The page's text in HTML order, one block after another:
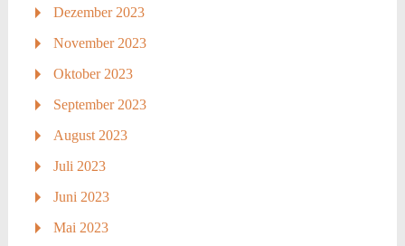
Dezember 2023
November 2023
Oktober 2023
September 2023
August 2023
Juli 2023
Juni 2023
Mai 2023